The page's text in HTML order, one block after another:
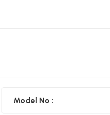
Model No :